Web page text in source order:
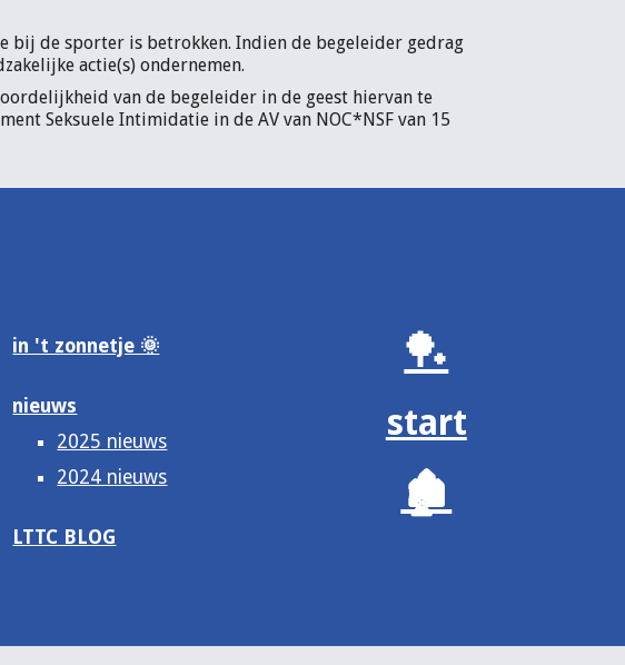
bij de sporter is betrokken. Indien de begeleider gedrag
actie(s) ondernemen.
van de begeleider in de geest hiervan te
Seksuele Intimidatie in de AV van NOC*NSF van 15
in 't zonnetje 🌞
nieuws
2025 nieuws
2024 nieuws
LTTC BLOG
🏓
start
🏚️